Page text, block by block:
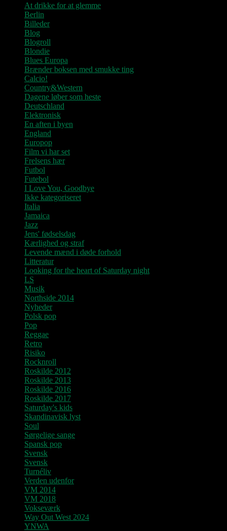
At drikke for at glemme
Berlin
Billeder
Blog
Blogroll
Blondie
Blues Europa
Brænder boksen med smukke ting
Calcio!
Country&Western
Dagene løber som heste
Deutschland
Elektronisk
En aften i byen
England
Europop
Film vi har set
Frelsens hær
Futbol
Futebol
I Love You, Goodbye
Ikke kategoriseret
Italia
Jamaica
Jazz
Jens' fødselsdag
Kærlighed og straf
Levende mænd i døde forhold
Litteratur
Looking for the heart of Saturday night
LS
Musik
Northside 2014
Nyheder
Polsk pop
Pop
Reggae
Retro
Risiko
Rocknroll
Roskilde 2012
Roskilde 2013
Roskilde 2016
Roskilde 2017
Saturday's kids
Skandinavisk lyst
Soul
Sørgelige sange
Spansk pop
Svensk
Svensk
Turnéliv
Verden udenfor
VM 2014
VM 2018
Vokseværk
Way Out West 2024
YNWA